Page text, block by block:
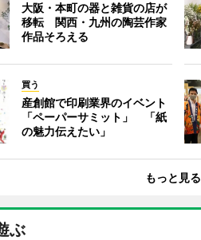
大阪・本町の器と雑貨の店が
移転 関西・九州の陶芸作家
作品そろえる
買う
産創館で印刷業界のイベント
「ペーパーサミット」 「紙
の魅力伝えたい」
もっと見る
ぶ